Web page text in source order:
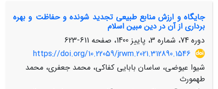
جایگاه و ارزش منابع طبیعی تجدید شونده و حفاظت و بهره
برداری از آن در دین مبین اسلام
دوره 74، شماره 3، پاییز 1400، صفحه
611-623
https://doi.org/10.22059/jrwm.2021.312890.1546
شیوا عیوضی، ساسان بابایی کفاکی، محمد جعفری، محمد
طهمورث